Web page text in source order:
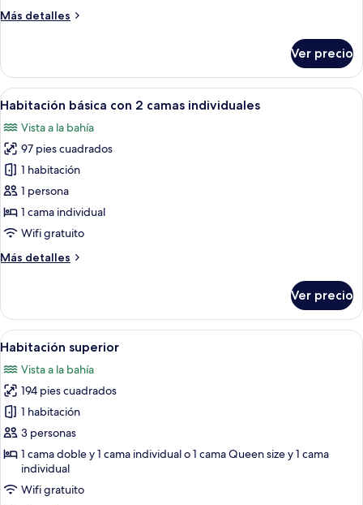
Más detalles
Más
básica
doble
Ver precio
Abrir
todas
las
fotos
de
Habitación
básica
con
camas
Un dormitorio con dos camas, una
16
Habitación básica con 2 camas individuales
Vista a la bahía
97 pies cuadrados
1 habitación
1 persona
1 cama individual
Wifi gratuito
Más detalles
Más
básica
con
2
individuales
Ver precio
Abrir
todas
las
fotos
de
Habitación
superior
Wifi gratis, decoración personalizada
27
Habitación superior
Vista a la bahía
194 pies cuadrados
1 habitación
3 personas
1 cama doble y 1 cama individual o 1 cama Queen size y 1 cama
individual
Wifi gratuito